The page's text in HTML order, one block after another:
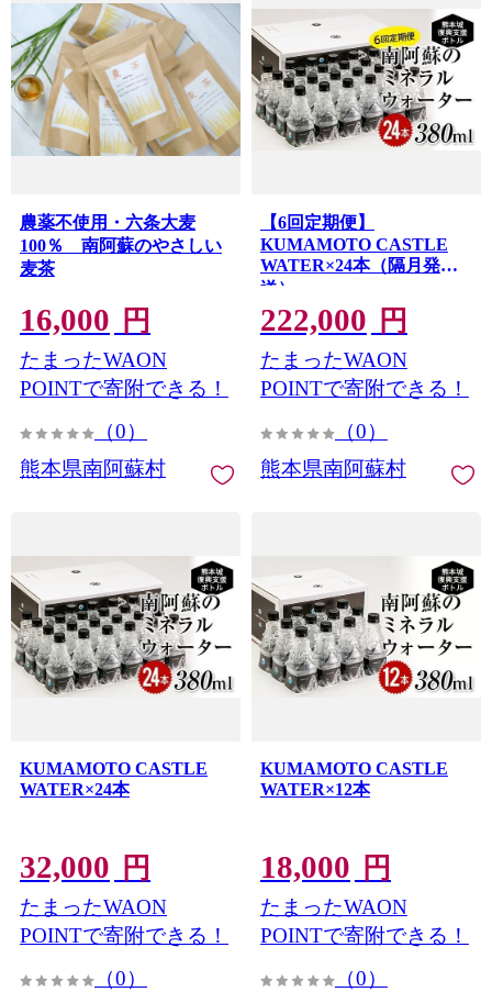
農薬不使用・六条大麦
100％ 南阿蘇のやさしい
麦茶
16,000 円
たまったWAON
POINTで寄附できる！
（0）
熊本県南阿蘇村
【6回定期便】
KUMAMOTO CASTLE
WATER×24本（隔月発
送）
222,000 円
たまったWAON
POINTで寄附できる！
（0）
熊本県南阿蘇村
KUMAMOTO CASTLE
WATER×24本
32,000 円
たまったWAON
POINTで寄附できる！
（0）
KUMAMOTO CASTLE
WATER×12本
18,000 円
たまったWAON
POINTで寄附できる！
（0）